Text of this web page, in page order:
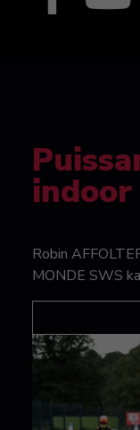
indoor
Robin
MONDE SWS